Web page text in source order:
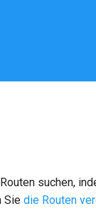
suchen,
Sie die Routen